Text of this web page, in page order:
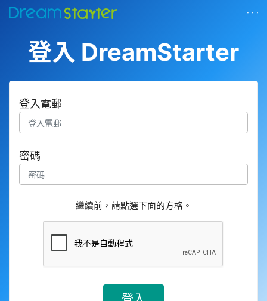
· · ·
登入 DreamStarter
登入電郵
密碼
繼續前，請點選下面的方格。